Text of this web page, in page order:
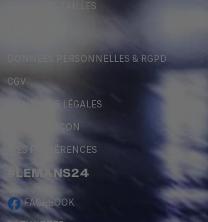
GUIDE DES TAILLES
DONNÉES PERSONNELLES & RGPD
CGV
MENTIONS LÉGALES
CONTREFAÇON
MES PRÉFÉRENCES
#LEMANS24
FACEBOOK